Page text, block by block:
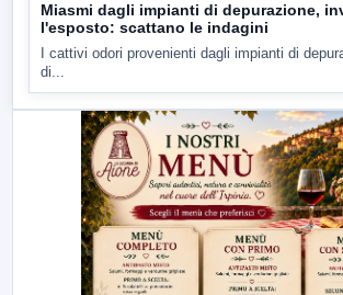
Miasmi dagli impianti di depurazione,
l'esposto: scattano le indagini
I cattivi odori provenienti dagli impianti di
di...